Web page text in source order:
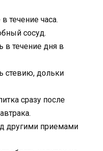
течение часа.
сосуд.
в течение дня в
стевию, дольки
сразу после
другими приемами